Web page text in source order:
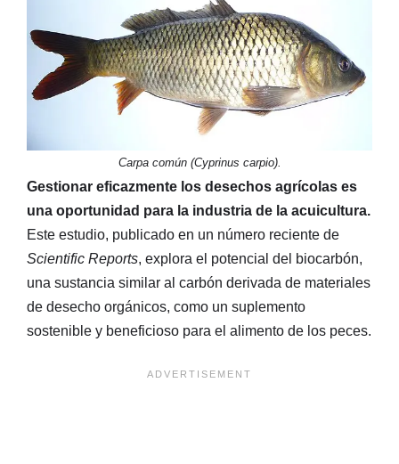
Carpa común (Cyprinus carpio).
Gestionar eficazmente los desechos agrícolas es
una oportunidad para la industria de la acuicultura.
Este estudio, publicado en un número reciente de
Scientific Reports, explora el potencial del biocarbón,
una sustancia similar al carbón derivada de materiales
de desecho orgánicos, como un suplemento
sostenible y beneficioso para el alimento de los peces.